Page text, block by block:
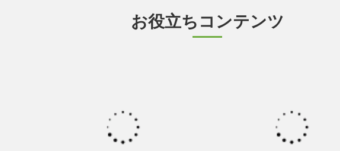
お役立ちコンテンツ